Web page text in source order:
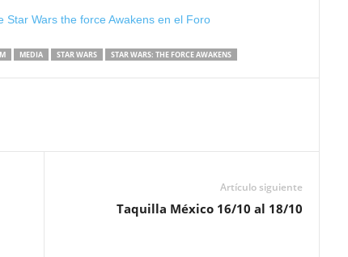
Wars the force Awakens en el Foro
MEDIA STAR WARS STAR WARS: THE FORCE AWAKENS
Artículo siguiente
Taquilla México 16/10 al 18/10